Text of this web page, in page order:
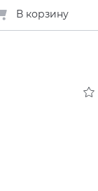
В корзину